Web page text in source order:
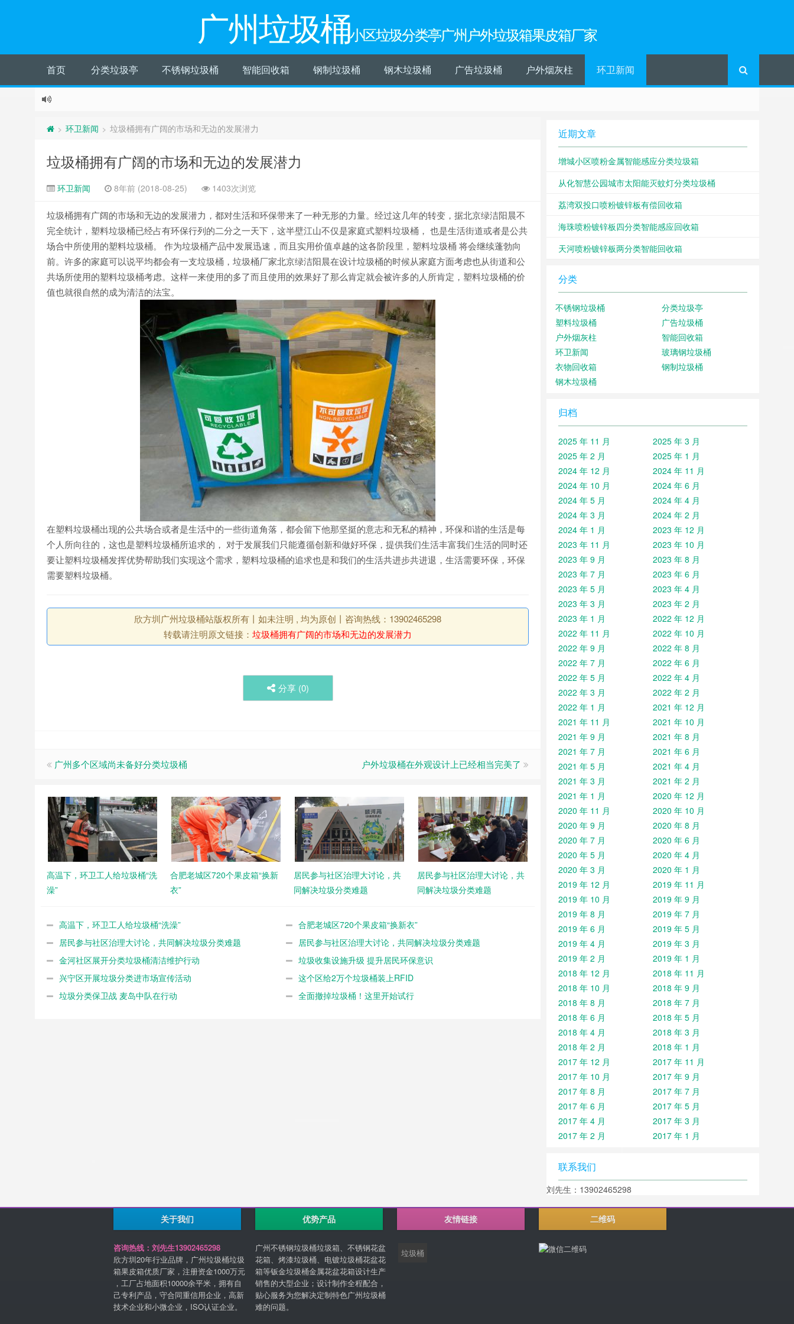
广州垃圾桶小区垃圾分类亭广州户外垃圾箱果皮箱厂家
首页 分类垃圾亭 不锈钢垃圾桶 智能回收箱 钢制垃圾桶 钢木垃圾桶 广告垃圾桶 户外烟灰柱 环卫新闻
> 环卫新闻 > 垃圾桶拥有广阔的市场和无边的发展潜力
垃圾桶拥有广阔的市场和无边的发展潜力
环卫新闻 8年前 (2018-08-25) 1403次浏览
垃圾桶拥有广阔的市场和无边的发展潜力，都对生活和环保带来了一种无形的力量。经过这几年的转变，据北京绿洁阳晨不
完全统计，塑料垃圾桶已经占有环保行列的二分之一天下，这半壁江山不仅是家庭式塑料垃圾桶， 也是生活街道或者是公共
场合中所使用的塑料垃圾桶。 作为垃圾桶产品中发展迅速，而且实用价值卓越的这各阶段里，塑料垃圾桶 将会继续蓬勃向
前。许多的家庭可以说平均都会有一支垃圾桶，垃圾桶厂家北京绿洁阳晨在设计垃圾桶的时候从家庭方面考虑也从街道和公
共场所使用的塑料垃圾桶考虑。这样一来使用的多了而且使用的效果好了那么肯定就会被许多的人所肯定，塑料垃圾桶的价
值也就很自然的成为清洁的法宝。
在塑料垃圾桶出现的公共场合或者是生活中的一些街道角落，都会留下他那坚挺的意志和无私的精神，环保和谐的生活是每
个人所向往的，这也是塑料垃圾桶所追求的， 对于发展我们只能遵循创新和做好环保，提供我们生活丰富我们生活的同时还
要让塑料垃圾桶发挥优势帮助我们实现这个需求，塑料垃圾桶的追求也是和我们的生活共进步共进退，生活需要环保，环保
需要塑料垃圾桶。
欣方圳广州垃圾桶站版权所有丨如未注明 , 均为原创丨咨询热线：13902465298
转载请注明原文链接： 垃圾桶拥有广阔的市场和无边的发展潜力
分享 (0)
广州多个区域尚未备好分类垃圾桶 户外垃圾桶在外观设计上已经相当完美了
高温下，环卫工人给垃圾桶“洗
澡”
合肥老城区720个果皮箱“换新
衣”
居民参与社区治理大讨论，共
同解决垃圾分类难题
居民参与社区治理大讨论，共
同解决垃圾分类难题
高温下，环卫工人给垃圾桶“洗澡”
合肥老城区720个果皮箱“换新衣”
居民参与社区治理大讨论，共同解决垃圾分类难题
居民参与社区治理大讨论，共同解决垃圾分类难题
金河社区展开分类垃圾桶清洁维护行动
垃圾收集设施升级 提升居民环保意识
兴宁区开展垃圾分类进市场宣传活动
这个区给2万个垃圾桶装上RFID
垃圾分类保卫战 麦岛中队在行动
全面撤掉垃圾桶！这里开始试行
近期文章
增城小区喷粉金属智能感应分类垃圾箱
从化智慧公园城市太阳能灭蚊灯分类垃圾桶
荔湾双投口喷粉镀锌板有偿回收箱
海珠喷粉镀锌板四分类智能感应回收箱
天河喷粉镀锌板两分类智能回收箱
分类
不锈钢垃圾桶
分类垃圾亭
塑料垃圾桶
广告垃圾桶
户外烟灰柱
智能回收箱
环卫新闻
玻璃钢垃圾桶
衣物回收箱
钢制垃圾桶
钢木垃圾桶
归档
2025 年 11 月
2025 年 3 月
2025 年 2 月
2025 年 1 月
2024 年 12 月
2024 年 11 月
2024 年 10 月
2024 年 6 月
2024 年 5 月
2024 年 4 月
2024 年 3 月
2024 年 2 月
2024 年 1 月
2023 年 12 月
2023 年 11 月
2023 年 10 月
2023 年 9 月
2023 年 8 月
2023 年 7 月
2023 年 6 月
2023 年 5 月
2023 年 4 月
2023 年 3 月
2023 年 2 月
2023 年 1 月
2022 年 12 月
2022 年 11 月
2022 年 10 月
2022 年 9 月
2022 年 8 月
2022 年 7 月
2022 年 6 月
2022 年 5 月
2022 年 4 月
2022 年 3 月
2022 年 2 月
2022 年 1 月
2021 年 12 月
2021 年 11 月
2021 年 10 月
2021 年 9 月
2021 年 8 月
2021 年 7 月
2021 年 6 月
2021 年 5 月
2021 年 4 月
2021 年 3 月
2021 年 2 月
2021 年 1 月
2020 年 12 月
2020 年 11 月
2020 年 10 月
2020 年 9 月
2020 年 8 月
2020 年 7 月
2020 年 6 月
2020 年 5 月
2020 年 4 月
2020 年 3 月
2020 年 1 月
2019 年 12 月
2019 年 11 月
2019 年 10 月
2019 年 9 月
2019 年 8 月
2019 年 7 月
2019 年 6 月
2019 年 5 月
2019 年 4 月
2019 年 3 月
2019 年 2 月
2019 年 1 月
2018 年 12 月
2018 年 11 月
2018 年 10 月
2018 年 9 月
2018 年 8 月
2018 年 7 月
2018 年 6 月
2018 年 5 月
2018 年 4 月
2018 年 3 月
2018 年 2 月
2018 年 1 月
2017 年 12 月
2017 年 11 月
2017 年 10 月
2017 年 9 月
2017 年 8 月
2017 年 7 月
2017 年 6 月
2017 年 5 月
2017 年 4 月
2017 年 3 月
2017 年 2 月
2017 年 1 月
联系我们
刘先生：13902465298
关于我们
咨询热线：刘先生13902465298
欣方圳20年行业品牌，广州垃圾桶垃圾
箱果皮箱优质厂家，注册资金1000万元
，工厂占地面积10000余平米，拥有自
己专利产品，守合同重信用企业，高新
技术企业和小微企业，ISO认证企业。
优势产品
广州不锈钢垃圾桶垃圾箱、不锈钢花盆
花箱、烤漆垃圾桶、电镀垃圾桶花盆花
箱等钣金垃圾桶金属花盆花箱设计生产
销售的大型企业；设计制作全程配合，
贴心服务为您解决定制特色广州垃圾桶
难的问题。
友情链接
垃圾桶
二维码